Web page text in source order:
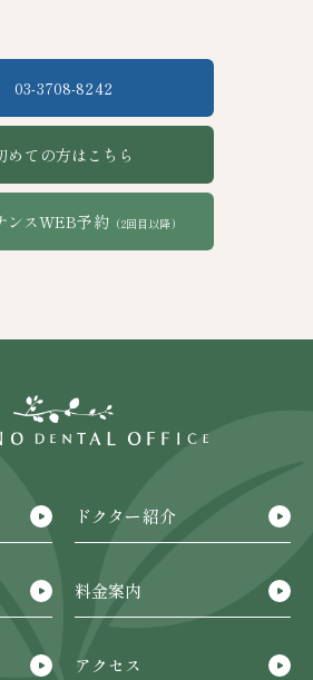
03-3708-8242
めての方はこちら
ンスWEB予約（2回目以降）
ドクター紹介
料金案内
アクセス